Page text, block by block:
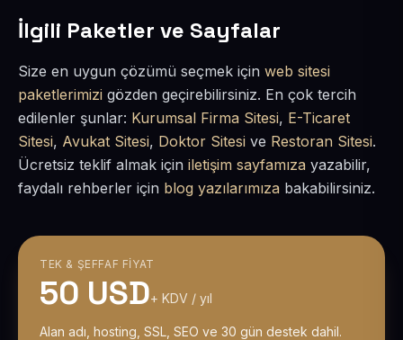
İlgili Paketler ve Sayfalar
Size en uygun çözümü seçmek için web sitesi
paketlerimizi gözden geçirebilirsiniz. En çok tercih
edilenler şunlar: Kurumsal Firma Sitesi, E-Ticaret
Sitesi, Avukat Sitesi, Doktor Sitesi ve Restoran Sitesi.
Ücretsiz teklif almak için iletişim sayfamıza yazabilir,
faydalı rehberler için blog yazılarımıza bakabilirsiniz.
TEK & ŞEFFAF FIYAT
50 USD+ KDV / yıl
Alan adı, hosting, SSL, SEO ve 30 gün destek dahil.